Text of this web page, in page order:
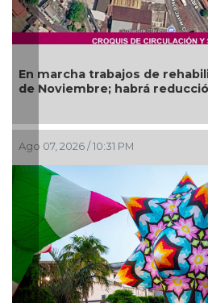
20
Más de 120
operativos vs
del Río
Ago 07, 2026 / 6:49 PM